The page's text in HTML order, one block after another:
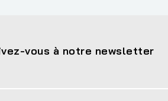
vous à notre newsletter